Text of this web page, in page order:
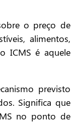
o preço de
alimentos,
ICMS é aquele
previsto
Significa que
no ponto de